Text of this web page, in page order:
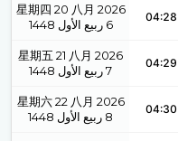
星期四 20 八月 2026
1448 ربيع الأول 6
04:28
星期五 21 八月 2026
1448 ربيع الأول 7
04:29
星期六 22 八月 2026
1448 ربيع الأول 8
04:30